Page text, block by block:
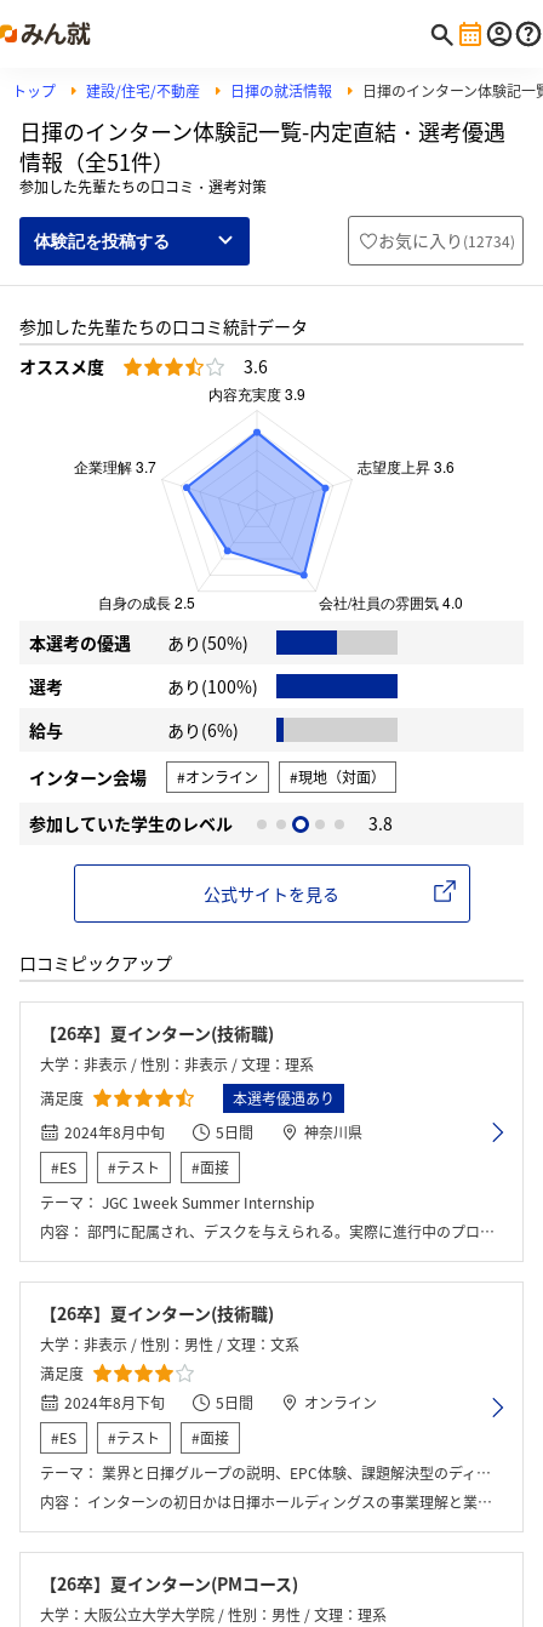
トップ 建設/住宅/不動産 日揮の就活情報 日揮のインターン体験記一
日揮のインターン体験記一覧-内定直結・選考優遇
情報（全51件）
参加した先輩たちの口コミ・選考対策
体験記を投稿する お気に入り (12734)
参加した先輩たちの口コミ統計データ
オススメ度
3.6
本選考の優遇
あり(50%)
選考
あり(100%)
給与
あり(6%)
インターン会場
#オンライン #現地（対面）
参加していた学生のレベル 3.8
公式サイトを見る
口コミピックアップ
【26卒】夏インターン(技術職)
大学：非表示 / 性別：非表示 / 文理：理系
満足度
本選考優遇あり
2024年8月中旬
5日間
神奈川県
#ES
#テスト
#面接
テーマ： JGC 1week Summer Internship
内容： 部門に配属され、デスクを与えられる。実際に進行中のプロジェクトのお手伝いをする形で仕事を体験する。
【26卒】夏インターン(技術職)
大学：非表示 / 性別：男性 / 文理：文系
満足度
2024年8月下旬
5日間
オンライン
#ES
#テスト
#面接
テーマ： 業界と日揮グループの説明、EPC体験、課題解決型のディスカッション
内容： インターンの初日かは日揮ホールディングスの事業理解と業界全体への知識を深める導入期間でした。最初に会社紹介のプレゼンテーションやビジョン共有、福利厚生や組織構造に関する説明を受け、動画やワークを交えながらEPC業界の役割や今後の課題について考察する時間が設けられました。またEPC事業の流れを模擬体験するEPCシミュレーションゲームでは、仮想プロジェクトを通じて、プロジェクト遂行の流れや部門間連携の重要性を体感しました。その後参加者それぞれが業務用PCの初期設定を行い、部署配属に向けた準備が進められました。後半はより実務に近い形での業務体験に移行し、午前中は各部門の業務内容や役割に関する説明が日替わりで行われ、参加者は複数の部署の具体的な仕事に触れることができました。午後は個々に配属された部署にて、実際の業務の一部を任される形で取り組みました。たとえばプロセス設計部門では、フロー図の作成やプロセスシミュレーターを活用した作業、設計図面のレビューなどが体験でき、エンジニアリングの現場に直結する内容でした。最終日には、自身がインターン期間中に学んだことや、今後のキャリアで実現したいビジョンについての発表を行い、社員の方々との懇親の時間もありました。
【26卒】夏インターン(PMコース)
大学：大阪公立大学大学院 / 性別：男性 / 文理：理系